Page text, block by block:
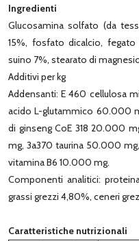
Ingredienti
Glucosamina solfato (da
15%, fosfato dicalcio,
suino 7%, stearato di
Additivi per kg
Addensanti: E 460 cellulosa
acido L-glutammico 60.000
di ginseng CoE 318 20.000
mg, 3a370 taurina 50.000
vitamina B6 10.000 mg.
Componenti analitici:
grassi grezzi 4,80%, ceneri
Caratteristiche nutrizionali